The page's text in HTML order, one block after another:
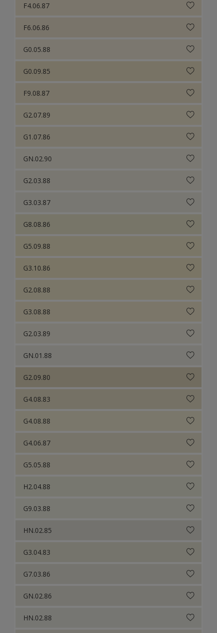
F4.06.87
F6.06.86
G0.05.88
G0.09.85
F9.08.87
G2.07.89
G1.07.86
GN.02.90
G2.03.88
G3.03.87
G8.08.86
G5.09.88
G3.10.86
G2.08.88
G3.08.88
G2.03.89
GN.01.88
G2.09.80
G4.08.83
G4.08.88
G4.06.87
G5.05.88
H2.04.88
G9.03.88
HN.02.85
G3.04.83
G7.03.86
GN.02.86
HN.02.88